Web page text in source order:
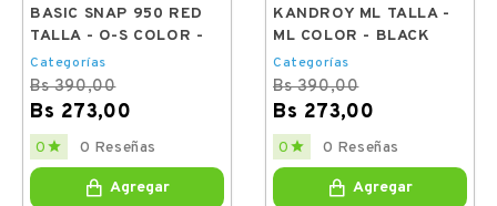
BASIC SNAP 950 RED
TALLA - O-S COLOR -
Categorías
Bs 390,00
Bs 273,00
Regular
price
Price
0  0 Reseñas
Agregar
KANDROY ML TALLA -
ML COLOR - BLACK
Categorías
Bs 390,00
Bs 273,00
Regular
price
Price
0  0 Reseñas
Agregar